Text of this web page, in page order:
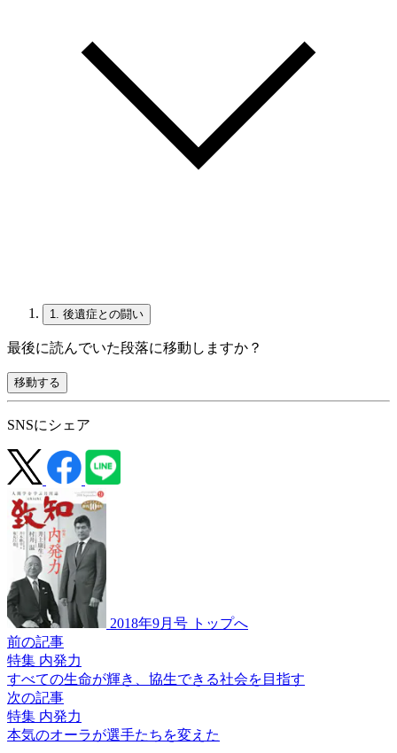
1. 後遺症との闘い
最後に読んでいた段落に移動しますか？
移動する
SNSにシェア
2018年9月号 トップへ
前の記事
特集 内発力
すべての生命が輝き、 協生できる社会を目指す
次の記事
特集 内発力
本気のオーラが選手たちを変えた